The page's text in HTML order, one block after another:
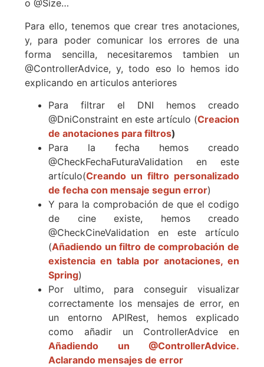
o @Size…
Para ello, tenemos que crear tres anotaciones,
y, para poder comunicar los errores de una
forma sencilla, necesitaremos tambien un
@ControllerAdvice, y, todo eso lo hemos ido
explicando en articulos anteriores
Para filtrar el DNI hemos creado
@DniConstraint en este artículo (Creacion
de anotaciones para filtros)
Para la fecha hemos creado
@CheckFechaFuturaValidation en este
artículo(Creando un filtro personalizado
de fecha con mensaje segun error)
Y para la comprobación de que el codigo
de cine existe, hemos creado
@CheckCineValidation en este artículo
(Añadiendo un filtro de comprobación de
existencia en tabla por anotaciones, en
Spring)
Por ultimo, para conseguir visualizar
correctamente los mensajes de error, en
un entorno APIRest, hemos explicado
como añadir un ControllerAdvice en
Añadiendo un @ControllerAdvice.
Aclarando mensajes de error